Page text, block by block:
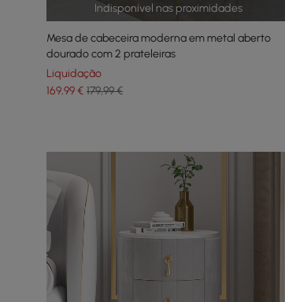
Indisponível nas proximidades
Mesa de cabeceira moderna em metal aberto
dourado com 2 prateleiras
Liquidação
169,99€ 179,99 €